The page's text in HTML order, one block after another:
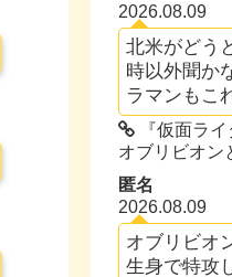
2026.08.09
北米がどう
時以外聞か
ラマンもこ
『仮面ラ
オブリビオン
匿名
2026.08.09
オブリビオ
生身で特攻